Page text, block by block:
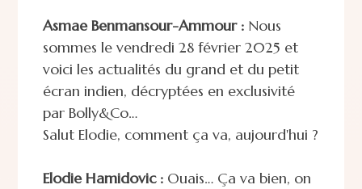
Asmae Benmansour-Ammour :Nous
sommes le vendredi 28 février 2025 et
voici les actualités du grand et du petit
écran indien, décryptées en exclusivité
par Bolly&Co…
Salut Elodie, comment ça va, aujourd'hui ?
Elodie Hamidovic :Ouais… Ça va bien, on